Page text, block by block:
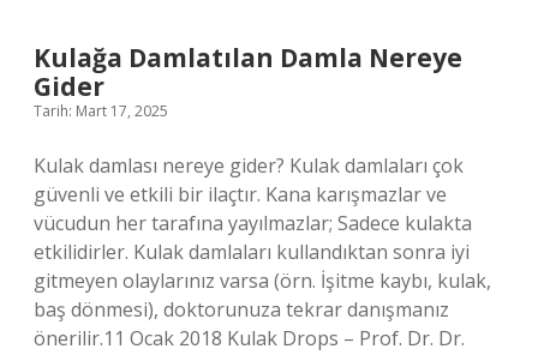
Kulağa Damlatılan Damla Nereye
Gider
Tarih: Mart 17, 2025
Kulak damlası nereye gider? Kulak damlaları çok
güvenli ve etkili bir ilaçtır. Kana karışmazlar ve
vücudun her tarafına yayılmazlar; Sadece kulakta
etkilidirler. Kulak damlaları kullandıktan sonra iyi
gitmeyen olaylarınız varsa (örn. İşitme kaybı, kulak,
baş dönmesi), doktorunuza tekrar danışmanız
önerilir.11 Ocak 2018 Kulak Drops – Prof. Dr. Dr.